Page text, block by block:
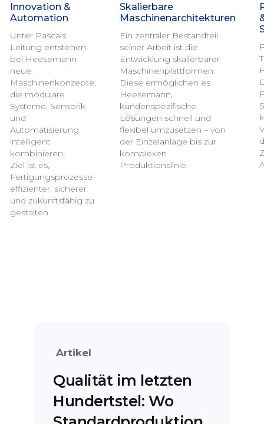
Innovation &
Automation
Unter Pascals
Leitung entstehen
bei Heesemann
neue
Maschinenkonzepte,
die modulare
Systeme, Sensorik
und
Automatisierung
intelligent
kombinieren.
Ziel ist es,
Fertigungsprozesse
effizienter, sicherer
und zukunftsfähig zu
gestalten
Skalierbare
Maschinenarchitekturen
Ein zentraler Bestandteil
seiner Arbeit ist die
Entwicklung skalierbarer
Maschinenplattformen.
Diese ermöglichen es
Heesemann,
kundenspezifische
Lösungen schnell und
flexibel umzusetzen – von
der Einzelanlage bis zur
komplexen
Produktionslinie.
Artikel
Qualität im letzten
Hundertstel: Wo